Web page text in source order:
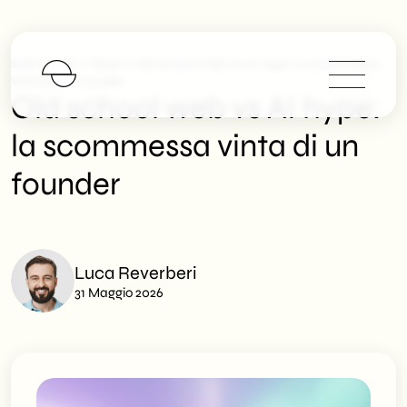
SHM Studio
Old School Web Vs AI Hype: La Scommessa
Vinta Di Un Founder
Old school web vs AI hype:
la scommessa vinta di un
founder
Luca Reverberi
31 Maggio 2026